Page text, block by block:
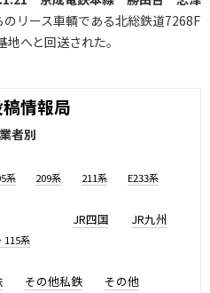
リース車輌である北総鉄道7268F
へと回送された。
情報局
者別
系 209系 211系 E233系
115系
JR四国 JR九州
その他私鉄 その他